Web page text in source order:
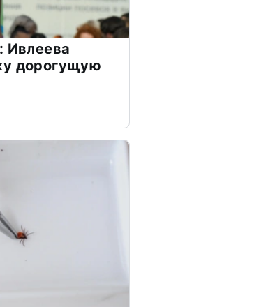
Ивлеева
дорогущую